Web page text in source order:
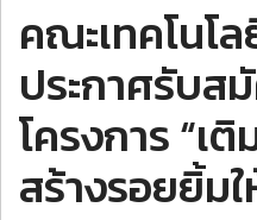
คณะเทคโนโ
ประกาศรับส
โครงการ “เ
สร้างรอยยิ้ม